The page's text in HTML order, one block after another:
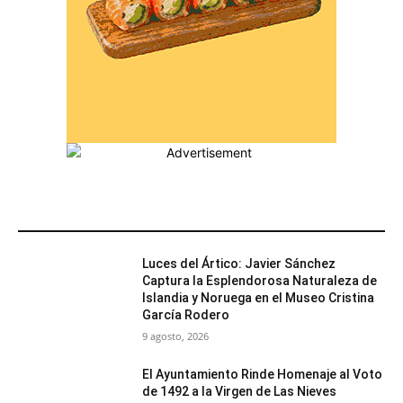
Luces del Ártico: Javier Sánchez
Captura la Esplendorosa Naturaleza de
Islandia y Noruega en el Museo Cristina
García Rodero
9 agosto, 2026
El Ayuntamiento Rinde Homenaje al Voto
de 1492 a la Virgen de Las Nieves